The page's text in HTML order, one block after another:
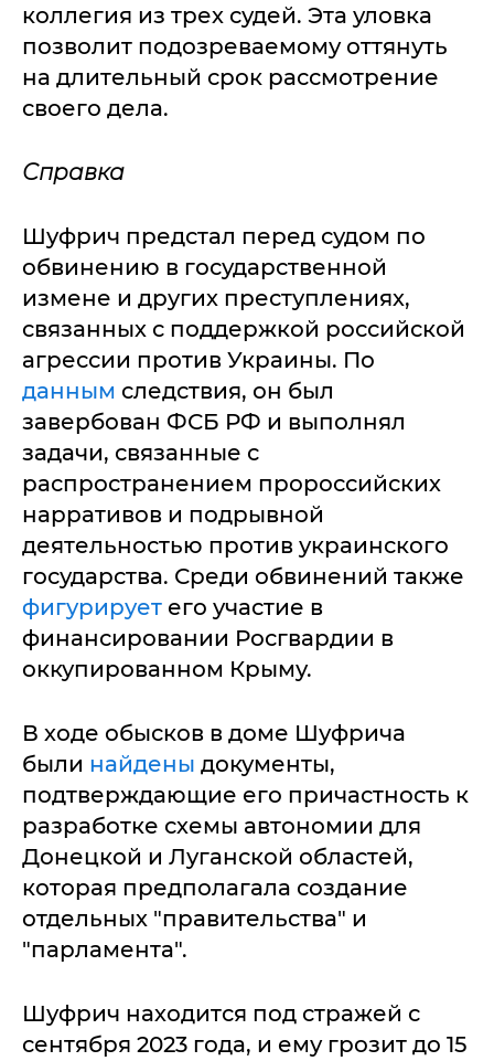
коллегия из трех судей. Эта уловка
позволит подозреваемому оттянуть
на длительный срок рассмотрение
своего дела.
Справка
Шуфрич предстал перед судом по
обвинению в государственной
измене и других преступлениях,
связанных с поддержкой российской
агрессии против Украины. По
данным следствия, он был
завербован ФСБ РФ и выполнял
задачи, связанные с
распространением пророссийских
нарративов и подрывной
деятельностью против украинского
государства. Среди обвинений также
фигурирует его участие в
финансировании Росгвардии в
оккупированном Крыму.
В ходе обысков в доме Шуфрича
были найдены документы,
подтверждающие его причастность к
разработке схемы автономии для
Донецкой и Луганской областей,
которая предполагала создание
отдельных "правительства" и
"парламента".
Шуфрич находится под стражей с
сентября 2023 года, и ему грозит до 15